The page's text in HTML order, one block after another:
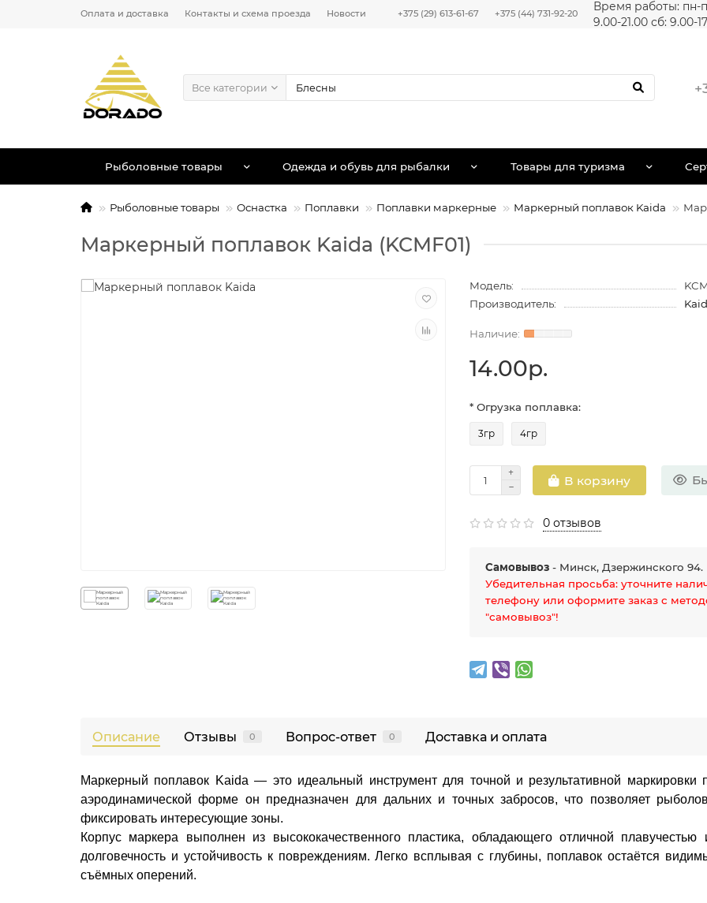
Оплата и доставка Контакты и схема проезда Новости +375 (29) 613-61-67 +375 (44) 731-92-20
Время работы: пн-
9.00-21.00 сб: 9.00-
Все категории
Рыболовные товары Одежда и обувь для рыбалки Товары для туризма
Рыболовные товары Оснастка Поплавки Поплавки маркерные Маркерный поплавок Kaida
Маркерный поплавок Kaida (KCMF01)
Модель:
Производитель:
14.00р.
* Огрузка поплавка:
3гр 4гр
В корзину
0 отзывов
Самовывоз - Минск, Дзержинского 94.
Убедительная просьба: уточните
телефону или оформите заказ с
"самовывоз"!
Описание Отзывы 0 Вопрос-ответ 0 Доставка и оплата
Маркерный поплавок Kaida — это идеальный инструмент для точной и результативной маркировки
аэродинамической форме он предназначен для дальних и точных забросов, что позволяет
фиксировать интересующие зоны.
Корпус маркера выполнен из высококачественного пластика, обладающего отличной
долговечность и устойчивость к повреждениям. Легко всплывая с глубины, поплавок остаётся
съёмных оперений.